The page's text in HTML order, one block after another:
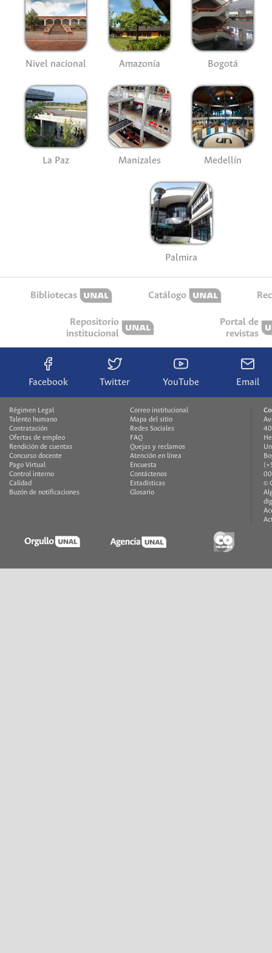
Nivel nacional Amazonía Bogotá
La Paz Manizales Medellín
Palmira
Bibliotecas Catálogo
Repositorio
institucional
Portal de
revistas
Facebook Twitter YouTube Email
Régimen Legal
Talento humano
Contratación
Ofertas de empleo
Rendición de cuentas
Concurso docente
Pago Virtual
Control interno
Calidad
Buzón de notificaciones
Correo institucional
Mapa del sitio
Redes Sociales
FAQ
Quejas y reclamos
Atención en línea
Encuesta
Contáctenos
Estadísticas
Glosario
©